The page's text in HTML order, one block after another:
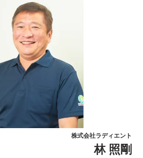
株式会社ラディエント
林 照剛